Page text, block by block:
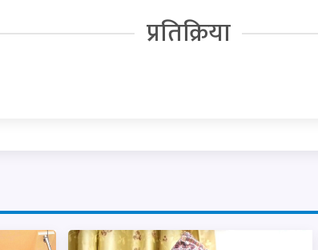
प्रतिक्रिया